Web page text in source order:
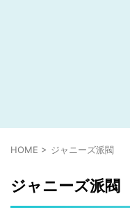
HOME > ジャニーズ派閥
ジャニーズ派閥